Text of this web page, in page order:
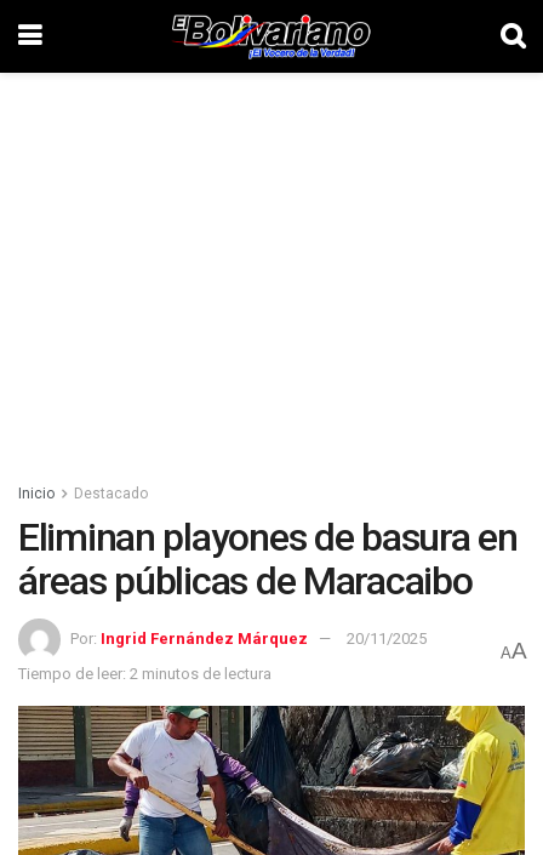
Inicio Destacado
Eliminan playones de basura en
áreas públicas de Maracaibo
Por: Ingrid Fernández Márquez
20/11/2025
Tiempo de leer: 2 minutos de lectura
AA